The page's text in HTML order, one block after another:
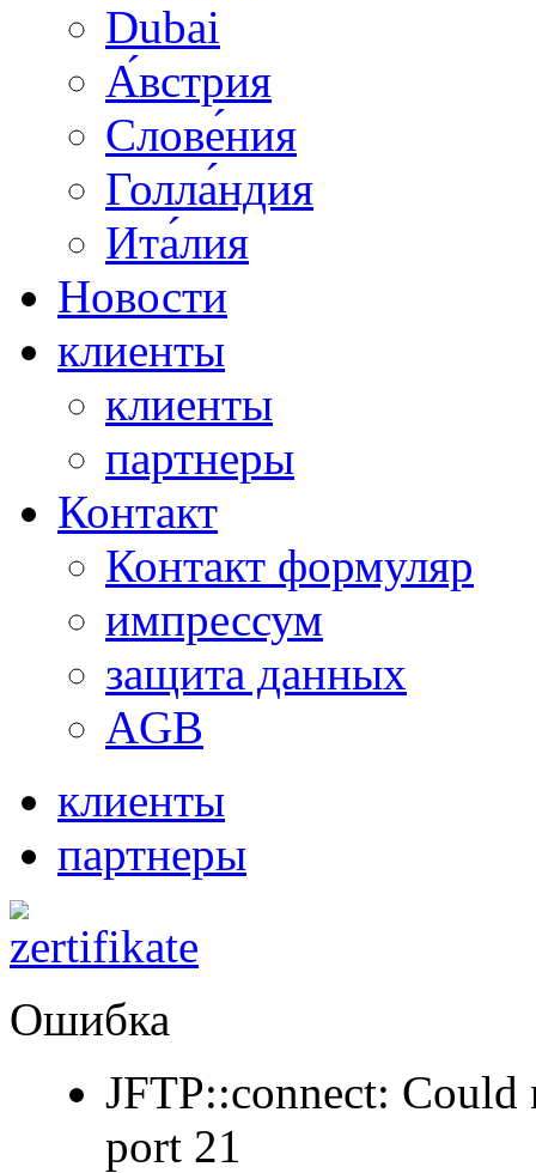
Dubai
А́встрия
Слове́ния
Голла́ндия
Ита́лия
Новости
клиенты
клиенты
партнеры
Контакт
Контакт формуляр
импрессум
защита данных
AGB
клиенты
партнеры
Ошибка
JFTP::connect:
port 21